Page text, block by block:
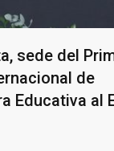
sede del
de
Educativa al